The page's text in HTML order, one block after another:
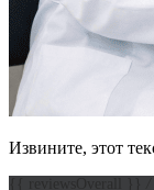
Извините, этот